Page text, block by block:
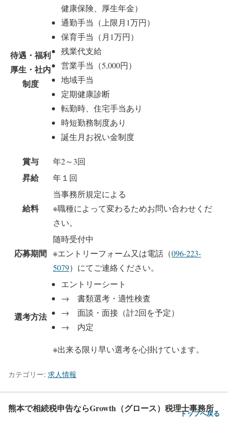
待遇・福利
厚生・社内
制度
健康保険、厚生年金）
通勤手当（上限月1万円）
保育手当（月1万円）
残業代支給
営業手当（5,000円）
地域手当
定期健康診断
転勤時、住宅手当あり
時短勤務制度あり
誕生月お祝い金制度
賞与 年2～3回
昇給 年１回
給料
当事務所規定による
※職種によって変わるためお問い合わせくだ
さい。
応募期間
随時受付中
※エントリーフォーム又は電話（096-223-
5079）にてご連絡ください。
選考方法
エントリーシート
→ 書類選考・適性検査
→ 面談・面接（計2回を予定）
→ 内定
※出来る限り早い選考を心掛けています。
カテゴリー: 求人情報
熊本で相続税申告ならGrowth（グロース）税理士事務所
トップへ戻る